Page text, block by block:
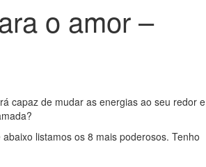
o amor –
capaz de mudar as energias ao seu redor e
listamos os 8 mais poderosos. Tenho